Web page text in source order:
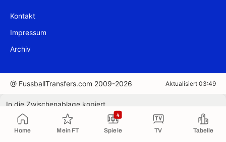
Home Mein FT Spiele
4
TV Tabelle
Kontakt
Impressum
Archiv
@ FussballTransfers.com 2009-2026 Aktualisiert 03:49
In die Zwischenablage kopiert